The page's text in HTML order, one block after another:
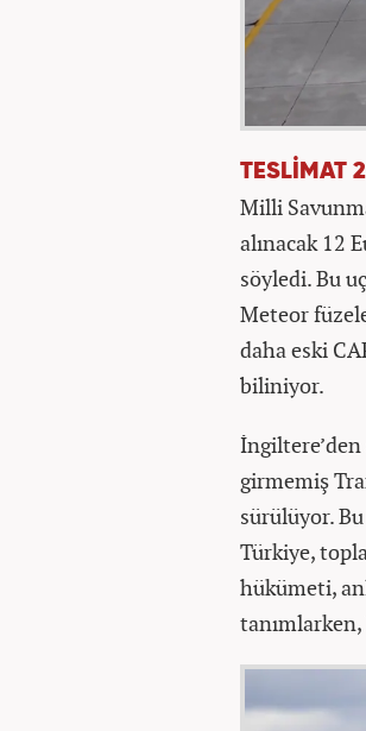
TESLİMAT
Milli
alınacak 12
söyledi. Bu
Meteor
daha eski
biliniyor.
İngiltere’den
girmemiş
sürülüyor.
Türkiye,
hükümeti,
tanımlarken,